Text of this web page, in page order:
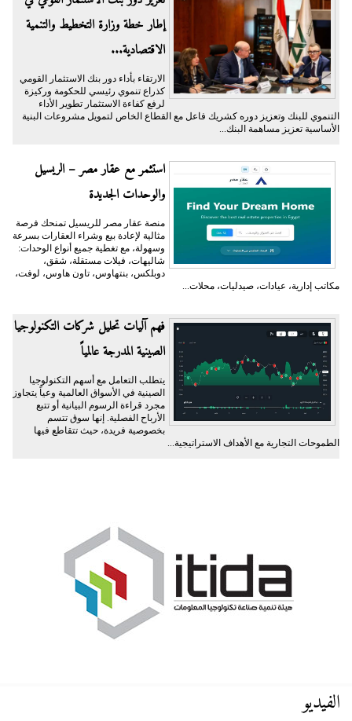
إطار خطة وزارة التخطيط والتنمية
الاقتصادية...
الارتقاء بأداء دور بنك الاستثمار القومي
كذراع تنموي رئيسي للحكومة وركيزة
لرفع كفاءة الاستثمار تطوير الأداء
التنموي للبنك وتعزيز دوره كشريك فاعل مع القطاع الخاص لتمويل مشروعات البنية
الأساسية تعزيز مساهمة البنك...
استثمر مع عقار مصر – الريسيل
والوحدات الجديدة
منصة عقار مصر للريسيل تمنحك فرصة
مثالية لإعادة بيع وشراء العقارات بسرعة
وسهولة، مع تغطية جميع أنواع الوحدات:
شاليهات، فيلات مستقلة، شقق،
دوبلكس، بنتهاوس، تاون هاوس، لوفت،
مكاتب إدارية، عيادات، صيدليات، محلات...
فهم آليات تحليل شركات التكنولوجيا
الصينية المدرجة عالمياً
يتطلب التعامل مع أسهم التكنولوجيا
الصينية في الأسواق العالمية وعياً يتجاوز
مجرد قراءة الرسوم البيانية أو تتبع
الأرباح الفصلية. إنها سوق تتسم
بخصوصية فريدة، حيث تتقاطع فيها
الطموحات التجارية مع الأهداف الاستراتيجية...
الفيديو